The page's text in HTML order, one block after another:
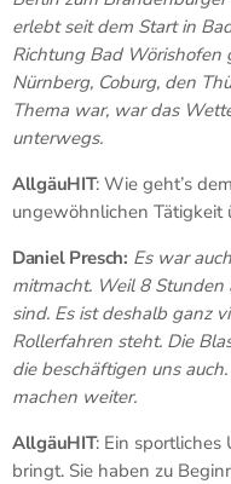
erlebt seit dem Start in
Richtung Bad Wörishofen
Nürnberg, Coburg, den
Thema war, war das
unterwegs.
AllgäuHIT: Wie geht’s
ungewöhnlichen Tätigkeit
Daniel Presch: Es war
mitmacht. Weil 8
sind. Es ist deshalb ganz
Rollerfahren steht. Die
die beschäftigen uns
machen weiter.
AllgäuHIT: Ein sportliches
bringt. Sie haben zu